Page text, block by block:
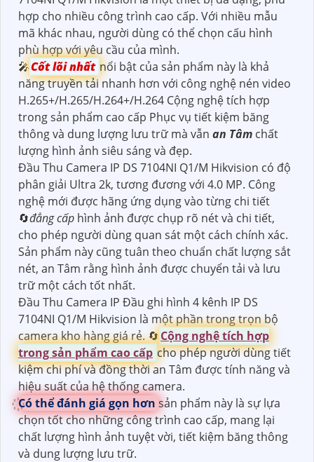
hợp cho nhiều công trình cao cấp. Với nhiều mẫu
mã khác nhau, người dùng có thể chọn cấu hình
phù hợp với yêu cầu của mình.
🎤Cốt lõi nhất nổi bật của sản phẩm này là khả
năng truyền tải nhanh hơn với công nghệ nén video
H.265+/H.265/H.264+/H.264 Cộng nghệ tích hợp
trong sản phẩm cao cấp Phục vụ tiết kiệm băng
thông và dung lượng lưu trữ mà vẫn an Tâm chất
lượng hình ảnh siêu sáng và đẹp.
Đầu Thu Camera IP DS 7104NI Q1/M Hikvision có độ
phân giải Ultra 2k, tương đương với 4.0 MP. Công
nghệ mới được hãng ứng dụng vào từng chi tiết
🔄đẳng cấp hình ảnh được chụp rõ nét và chi tiết,
cho phép người dùng quan sát một cách chính xác.
Sản phẩm này cũng tuân theo chuẩn chất lượng sắt
nét, an Tâm rằng hình ảnh được chuyển tải và lưu
trữ một cách tốt nhất.
Đầu Thu Camera IP Đầu ghi hình 4 kênh IP DS
7104NI Q1/M Hikvision là một phần trong trọn bộ
camera kho hàng giá rẻ. 🔄Cộng nghệ tích hợp
trong sản phẩm cao cấp cho phép người dùng tiết
kiệm chi phí và đồng thời an Tâm được tính năng và
hiệu suất của hệ thống camera.
Có thể đánh giá gọn hơn sản phẩm này là sự lựa
chọn tốt cho những công trình cao cấp, mang lại
chất lượng hình ảnh tuyệt vời, tiết kiệm băng thông
và dung lượng lưu trữ.